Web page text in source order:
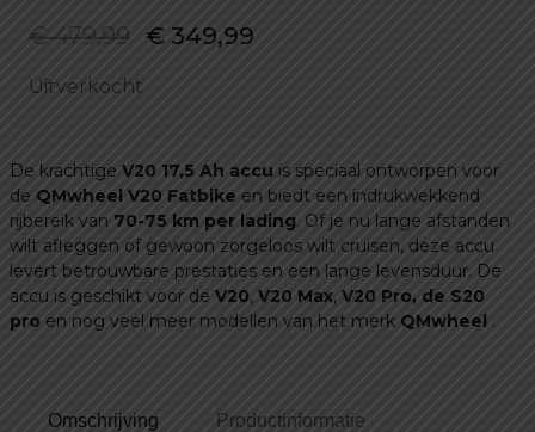
€479,99 Oorspronkelijke
€ 349,99
Uitverkocht
De krachtige V20 17,5 Ah accu is speciaal ontworpen voor
de QMwheel V20 Fatbike en biedt een indrukwekkend
rijbereik van 70-75 km per lading. Of je nu lange afstanden
wilt afleggen of gewoon zorgeloos wilt cruisen, deze accu
levert betrouwbare prestaties en een lange levensduur. De
accu is geschikt voor de V20, V20 Max, V20 Pro, de S20
pro en nog veel meer modellen van het merk QMwheel .
Omschrijving Productinformatie